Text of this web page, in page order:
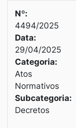
Nº:
4494/2025
Data:
29/04/2025
Categoria:
Atos
Normativos
Subcategoria:
Decretos